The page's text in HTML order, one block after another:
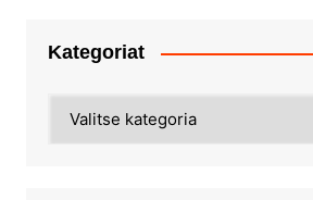
Kategoriat